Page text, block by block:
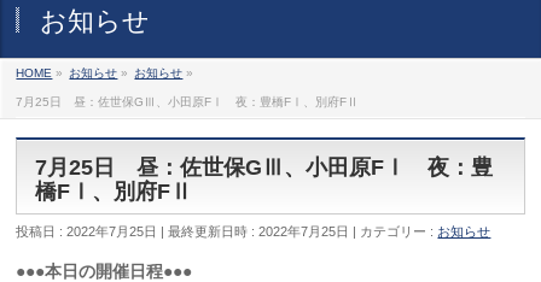
お知らせ
HOME » お知らせ » お知らせ »
7月25日 昼：佐世保GⅢ、小田原FⅠ 夜：豊橋FⅠ、別府FⅡ
7月25日 昼：佐世保GⅢ、小田原FⅠ 夜：豊
橋FⅠ、別府FⅡ
投稿日 : 2022年7月25日 最終更新日時 : 2022年7月25日 カテゴリー : お知らせ
●●●本日の開催日程●●●